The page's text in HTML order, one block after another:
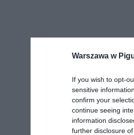
Warszawa w
If you wish to opt-
sensitive
confirm your
continue seeing
information
further disclosure